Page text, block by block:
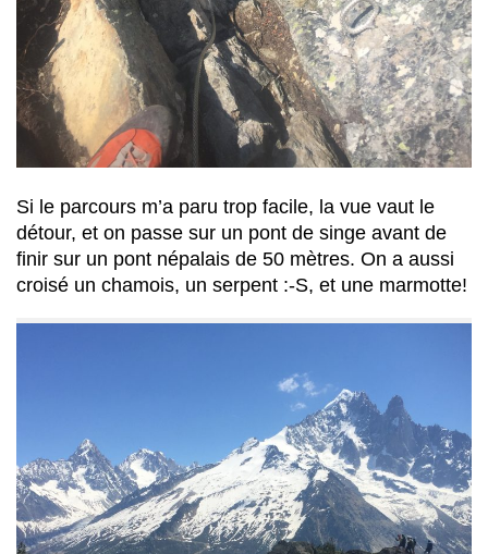
Si le parcours m’a paru trop facile, la vue vaut le
détour, et on passe sur un pont de singe avant de
finir sur un pont népalais de 50 mètres. On a aussi
croisé un chamois, un serpent :-S, et une marmotte!